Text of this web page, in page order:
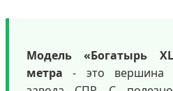
Модель «Богатырь
метра - это вершина